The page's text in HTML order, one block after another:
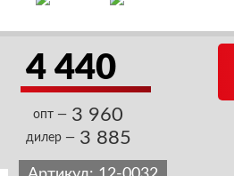
4 440
опт — 3 960
дилер — 3 885